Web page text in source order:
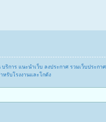
บริการ แนะนำเว็บ ลงประกาศ รวมเว็บประกา
รับโรงงานและโกดัง